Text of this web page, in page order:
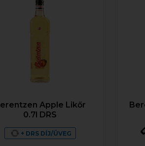
Apple Likőr
0.7l DRS
+ DRS DÍJ/ÜVEG